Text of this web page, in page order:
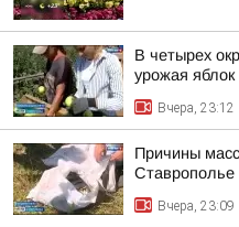
В четырех
урожая яблок
Вчера, 23:12
Причины
Ставрополье
Вчера, 23:09